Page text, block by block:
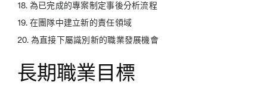
18. 為已完成的專案制定事後分析流程
19. 在團隊中建立新的責任領域
20. 為直接下屬識別新的職業發展機會
長期職業目標